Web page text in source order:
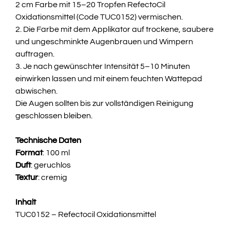
2 cm Farbe mit 15–20 Tropfen RefectoCil
Oxidationsmittel (Code TUC0152) vermischen.
2. Die Farbe mit dem Applikator auf trockene, saubere
und ungeschminkte Augenbrauen und Wimpern
auftragen.
3. Je nach gewünschter Intensität 5–10 Minuten
einwirken lassen und mit einem feuchten Wattepad
abwischen.
Die Augen sollten bis zur vollständigen Reinigung
geschlossen bleiben.
Technische Daten
Format: 100 ml
Duft: geruchlos
Textur: cremig
Inhalt
TUC0152 – Refectocil Oxidationsmittel